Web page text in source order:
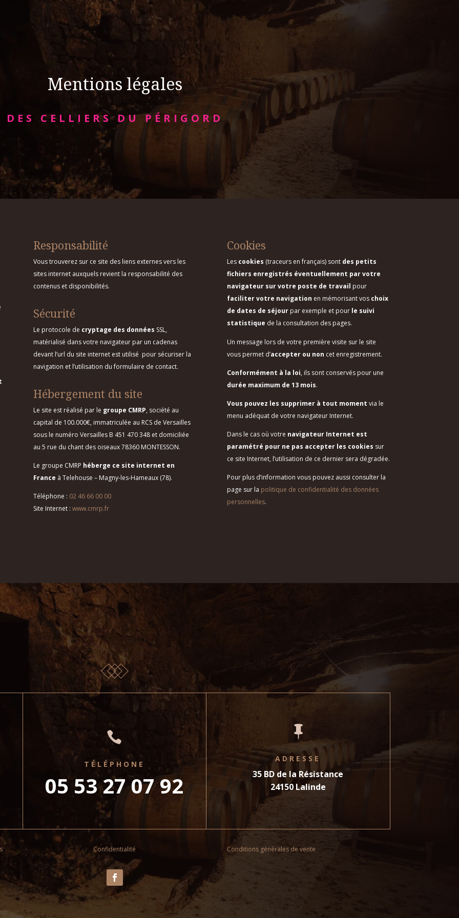
Mentions légales
DES CELLIERS DU PÉRIGORD
Responsabilité
Vous trouverez sur ce site des liens externes vers les
sites internet auxquels revient la responsabilité des
contenus et disponibilités.
Sécurité
Le protocole de cryptage des données SSL,
matérialisé dans votre navigateur par un cadenas
devant l’url du site internet est utilisé pour sécuriser la
navigation et l’utilisation du formulaire de contact.
Hébergement du site
Le site est réalisé par le groupe CMRP, société au
capital de 100.000€, immatriculée au RCS de Versailles
sous le numéro Versailles B 451 470 348 et domiciliée
au 5 rue du chant des oiseaux 78360 MONTESSON.
Le groupe CMRP héberge ce site internet en
France à Telehouse – Magny-les-Hameaux (78).
Téléphone : 02 46 66 00 00
Site Internet : www.cmrp.fr
Cookies
Les cookies (traceurs en français) sont des petits
fichiers enregistrés éventuellement par votre
navigateur sur votre poste de travail pour
faciliter votre navigation en mémorisant vos choix
de dates de séjourpar exemple et pour le suivi
statistique de la consultation des pages.
Un message lors de votre première visite sur le site
vous permet d’accepter ou non cet enregistrement.
Conformément à la loi, ils sont conservés pour une
durée maximum de 13 mois.
Vous pouvez les supprimer à tout moment via le
menu adéquat de votre navigateur Internet.
Dans le cas où votre navigateur Internet est
paramétré pour ne pas accepter les cookies sur
ce site Internet, l’utilisation de ce dernier sera dégradée.
Pour plus d’information vous pouvez aussi consulter la
page sur la politique de confidentialité des données
personnelles.

TÉLÉPHONE
05 53 27 07 92

ADRESSE
35 BD de la Résistance
24150 Lalinde
Confidentialité Conditions générales de vente